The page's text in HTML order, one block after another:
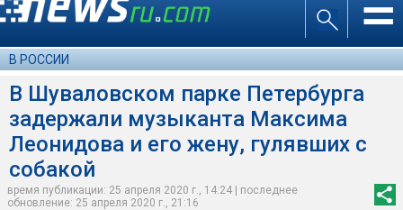
☰
В РОССИИ
В Шуваловском парке Петербурга
задержали музыканта Максима
Леонидова и его жену, гулявших с
собакой
время публикации: 25 апреля 2020 г., 14:24 | последнее
обновление: 25 апреля 2020 г., 21:16